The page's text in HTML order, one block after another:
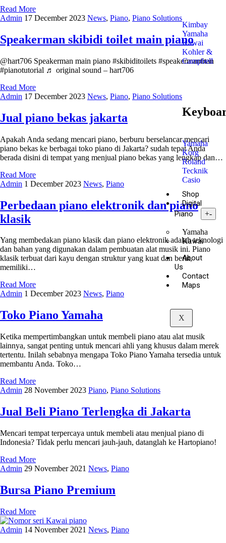
Kimbay
Yamaha
Kawai
Kohler &
Campbell
Yamaha
Korg
Roland
Tecknik
Casio
Shop
Digital
Piano
+-
Yamaha
Kawai
About
Us
Contact
Maps
X
Read More
Admin 17 December 2023 News, Piano, Piano Solutions
Speakerman skibidi toilet main piano
@hart706 Speakerman main piano #skibiditoilets #speakermantitan
#pianotutorial ♬ original sound – hart706
Read More
Admin 17 December 2023 News, Piano, Piano Solutions
Jual piano bekas jakarta
Apakah Anda sedang mencari piano, berburu berselancar mencari
piano bekas ke berbagai toko piano di Jakarta? sudah tepat Anda
berada disini di tempat yang menjual piano bekas yang lengkap dan…
Read More
Admin 1 December 2023 News, Piano
Perbedaan piano elektronik dan piano
klasik
Yang membedakan piano klasik dan piano elektronik adalah teknologi
dan bahan yang digunakan dalam pembuatan alat musik ini. Piano
klasik terbuat dari kayu dengan struktur yang kuat dan berat,
memiliki…
Read More
Admin 1 December 2023 News, Piano
Toko Piano Yamaha
Ketika mempertimbangkan untuk membeli piano atau alat musik
lainnya, sangat penting untuk mencari ahli yang khusus dalam merek
tertentu. Inilah sebabnya mengapa Toko Piano Yamaha tersedia untuk
membantu Anda. Toko…
Read More
Admin 28 November 2023 Piano, Piano Solutions
Jual Beli Piano Terlengka di Jakarta
Mencari tempat terpercaya untuk membeli atau menjual piano di
Indonesia? Tidak perlu mencari jauh-jauh, datanglah ke Hartopiano!
Read More
Admin 29 November 2021 News, Piano
Bursa Piano Premium
Read More
Admin 14 November 2021 News, Piano